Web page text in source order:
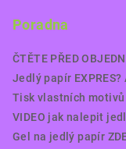
Poradna
ČTĚTE PŘED
Jedlý papír EXPRES?
Tisk vlastních motivů
VIDEO jak nalepit
Gel na jedlý papír